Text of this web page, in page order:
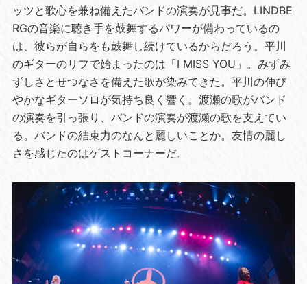
ッツと歌心を兼ね備えたバンドの演奏が見事だ。LINDBE
RGの音楽に聴き手を鼓舞するパワーが備わっているの
は、彼らが自らをも鼓舞し続けているからだろう。平川
のギターのリフで始まったのは「I MISS YOU」。みずみ
ずしさとせつなさを備えた歌が染みてきた。平川の伸び
やかなギターソロが気持ち良く響く。渡瀬の歌がバンド
の演奏を引っ張り、バンドの演奏が渡瀬の歌を支えてい
る。バンドの結束力のなんと麗しいことか。友情の麗し
さを感じたのはゲストコーナーだ。